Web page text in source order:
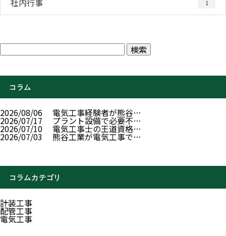
社内行事 1
コラム
2026/08/06 電気工事経験者が熊谷…
2026/07/17 プラント設備で必要不…
2026/07/10 電気工事士の王道資格…
2026/07/03 熊谷工業が電気工事で…
コラムカテゴリ
計装工事
配管工事
電気工事